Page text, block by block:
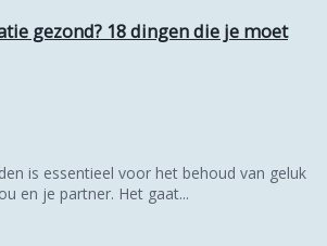
gezond? 18 dingen die je moet
is essentieel voor het behoud van geluk
en je partner. Het gaat...